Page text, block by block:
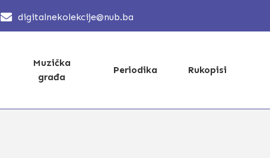
digitalnekolekcije@nub.ba
Muzička
građa
Periodika Rukopisi